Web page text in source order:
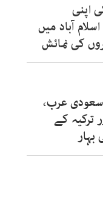
اپنی
آباد میں
کی نمائش
سعودی عرب،
ترکیہ کے